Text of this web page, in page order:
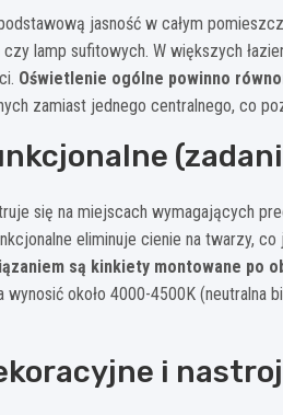
jasność w całym
lamp sufitowych. W większych
Oświetlenie ogólne powinno
zamiast jednego centralnego, co
się na miejscach wymagających
eliminuje cienie na twarzy,
są kinkiety montowane po
około 4000-4500K (neutralna
i